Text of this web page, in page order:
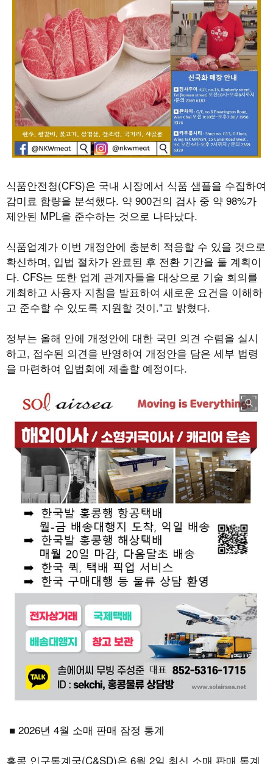
식품안전청(CFS)은 국내 시장에서 식품 샘플을 수집하여
감미료 함량을 분석했다. 약 900건의 검사 중 약 98%가
제안된 MPL을 준수하는 것으로 나타났다.
식품업계가 이번 개정안에 충분히 적응할 수 있을 것으로
확신하며, 입법 절차가 완료된 후 전환 기간을 둘 계획이
다. CFS는 또한 업계 관계자들을 대상으로 기술 회의를
개최하고 사용자 지침을 발표하여 새로운 요건을 이해하
고 준수할 수 있도록 지원할 것이."고 밝혔다.
정부는 올해 안에 개정안에 대한 국민 의견 수렴을 실시
하고, 접수된 의견을 반영하여 개정안을 담은 세부 법령
을 마련하여 입법회에 제출할 예정이다.
■ 2026년 4월 소매 판매 잠정 통계
홍콩 인구통계국(C&SD)은 6월 2일 최신 소매 판매 통계